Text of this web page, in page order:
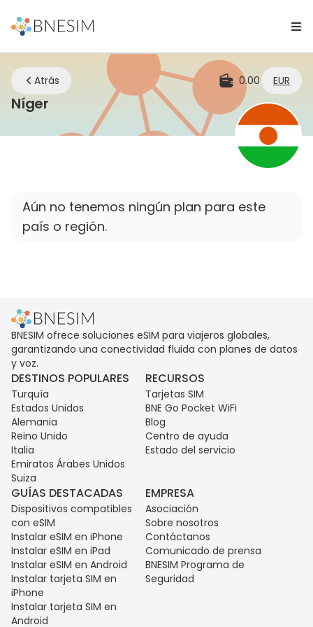
Atrás 0.00 EUR
Níger eSIM | Mantente conectado
Aún no tenemos ningún plan para este
país o región.
BNESIM ofrece soluciones eSIM para viajeros globales,
garantizando una conectividad fluida con planes de datos
y voz.
DESTINOS POPULARES
Turquía
Estados Unidos
Alemania
Reino Unido
Italia
Emiratos Árabes Unidos
Suiza
RECURSOS
Tarjetas SIM
BNE Go Pocket WiFi
Blog
Centro de ayuda
Estado del servicio
GUÍAS DESTACADAS
Dispositivos compatibles
con eSIM
Instalar eSIM en iPhone
Instalar eSIM en iPad
Instalar eSIM en Android
Instalar tarjeta SIM en
iPhone
Instalar tarjeta SIM en
Android
EMPRESA
Asociación
Sobre nosotros
Contáctanos
Comunicado de prensa
BNESIM Programa de
Seguridad